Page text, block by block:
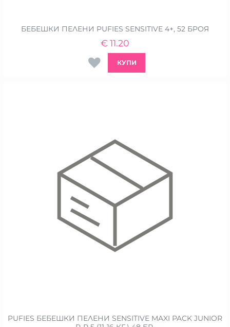
БЕБЕШКИ ПЕЛЕНИ PUFIES SENSITIVE 4+, 52 БРОЯ
11.20
€
КУПИ
PUFIES БЕБЕШКИ ПЕЛЕНИ SENSITIVE MAXI PACK JUNIOR